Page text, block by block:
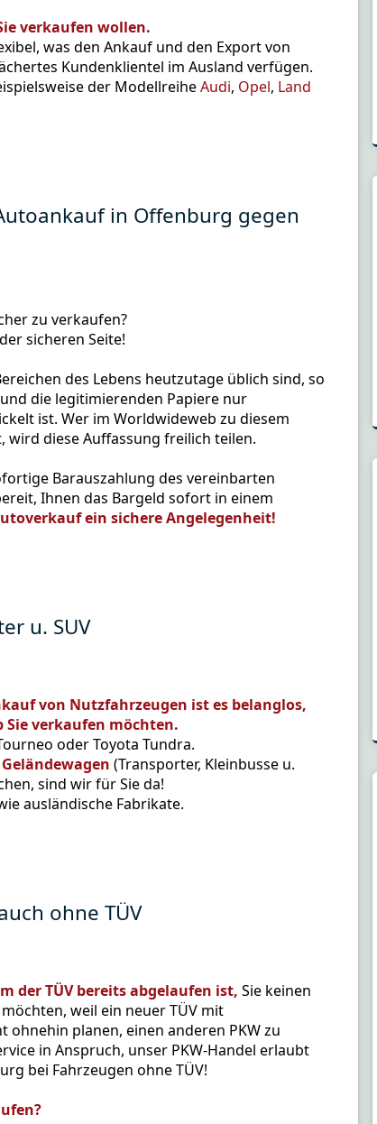
verkaufen wollen.
was den Ankauf und den Export von
Kundenklientel im Ausland verfügen.
der ModellreiheAudi, Opel, Land
in Offenburg gegen
zu verkaufen?
sicheren Seite!
des Lebens heutzutage üblich sind, so
die legitimierenden Papiere nur
ist. Wer im Worldwideweb zu diesem
diese Auffassung freilich teilen.
Barauszahlung des vereinbarten
Ihnen das Bargeld sofort in einem
ein sichere Angelegenheit!
u. SUV
von Nutzfahrzeugen ist es belanglos,
verkaufen möchten.
oder Toyota Tundra.
(Transporter, Kleinbusse u.
sind wir für Sie da!
ausländische Fabrikate.
ohne TÜV
der TÜV bereits abgelaufen ist, Sie keinen
weil ein neuer TÜV mit
planen, einen anderen PKW zu
in Anspruch, unser PKW-Handel erlaubt
bei Fahrzeugen ohne TÜV!